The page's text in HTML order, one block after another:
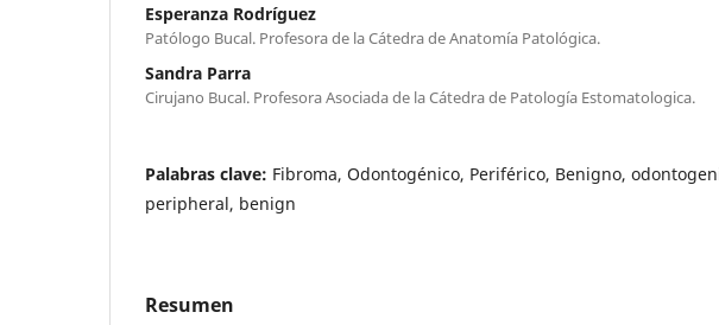
Esperanza Rodríguez
Patólogo Bucal. Profesora de la Cátedra de Anatomía Patológica.
Sandra Parra
Cirujano Bucal. Profesora Asociada de la Cátedra de Patología Estomatologica.
Palabras clave: Fibroma, Odontogénico, Periférico, Benigno,
peripheral, benign
Resumen